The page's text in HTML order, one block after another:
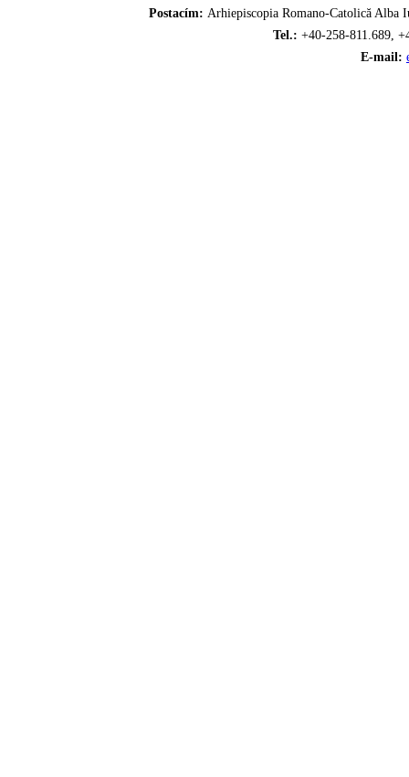
Postacím: Arhiepiscopia Romano-Catolică
Tel.: +40-258-811.689,
E-mail: